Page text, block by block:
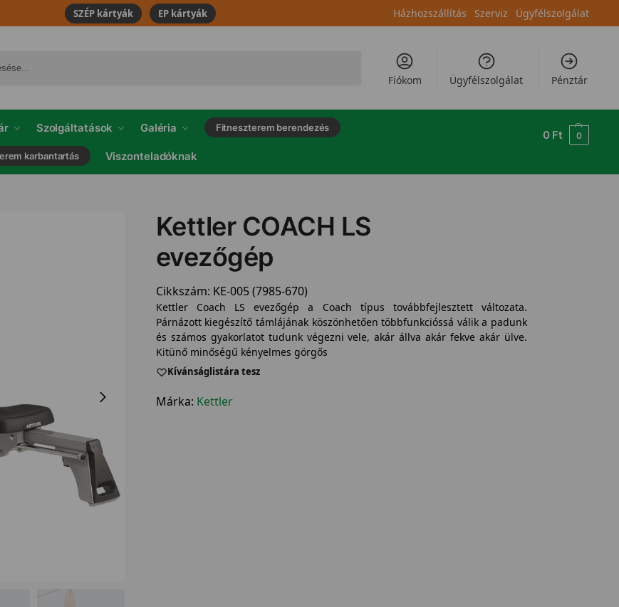
SZÉP kártyák EP kártyák Házhozszállítás Szerviz Ügyfélszolgálat
Fiókom Ügyfélszolgálat Pénztár
Szolgáltatások Galéria Fitneszterem berendezés
karbantartás Viszonteladóknak
0 Ft 0
Kettler COACH LS
evezőgép
Cikkszám: KE-005 (7985-670)
Kettler Coach LS evezőgép a Coach típus továbbfejlesztett változata.
Párnázott kiegészítő támlájának köszönhetően többfunkcióssá válik a padunk
és számos gyakorlatot tudunk végezni vele, akár állva akár fekve akár ülve.
Kitünő minőségű kényelmes görgős
Kívánságlistára tesz
Márka: Kettler